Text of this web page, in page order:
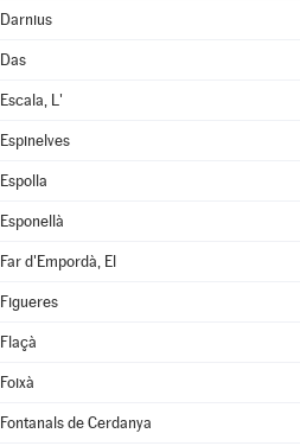
Darnius
Das
Escala, L'
Espinelves
Espolla
Esponellà
Far d'Empordà, El
Figueres
Flaçà
Foixà
Fontanals de Cerdanya